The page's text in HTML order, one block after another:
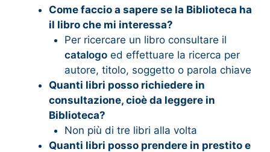
Come faccio a sapere se la Biblioteca ha
il libro che mi interessa?
Per ricercare un libro consultare il
catalogoed effettuare la ricerca per
autore, titolo, soggetto o parola chiave
Quanti libri posso richiedere in
consultazione, cioè da leggere in
Biblioteca?
Non più di tre libri alla volta
Quanti libri posso prendere in prestito e